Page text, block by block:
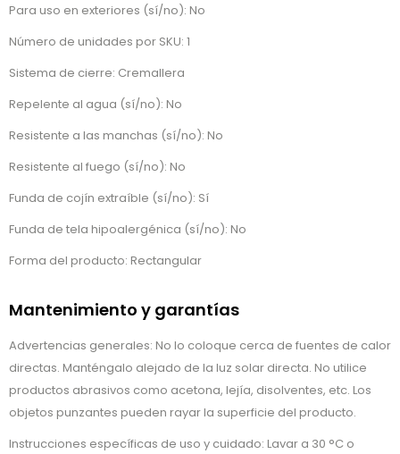
Para uso en exteriores (sí/no): No
Número de unidades por SKU: 1
Sistema de cierre: Cremallera
Repelente al agua (sí/no): No
Resistente a las manchas (sí/no): No
Resistente al fuego (sí/no): No
Funda de cojín extraíble (sí/no): Sí
Funda de tela hipoalergénica (sí/no): No
Forma del producto: Rectangular
Mantenimiento y garantías
Advertencias generales: No lo coloque cerca de fuentes de calor
directas. Manténgalo alejado de la luz solar directa. No utilice
productos abrasivos como acetona, lejía, disolventes, etc. Los
objetos punzantes pueden rayar la superficie del producto.
Instrucciones específicas de uso y cuidado: Lavar a 30 °C o